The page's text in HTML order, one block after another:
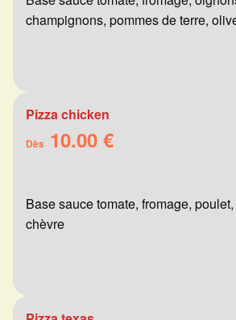
champignons, pommes de terre,
Pizza chicken
Dès 10.00 €
Base sauce tomate, fromage,
chèvre